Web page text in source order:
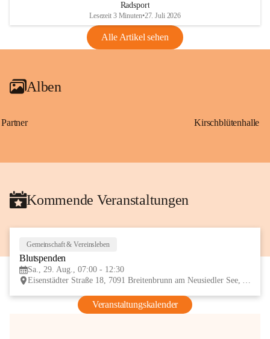
VBl. EU Nr. 18_2026
Radsport
Lesezeit 3 Minuten•27. Juli 2026
Alle Artikel sehen
Alben
Partner Kirschblütenhalle
Kommende Veranstaltungen
Gemeinschaft & Vereinsleben
Blutspenden
Sa., 29. Aug., 07:00 - 12:30
Eisenstädter Straße 18, 7091 Breitenbrunn am Neusiedler See, AUT
Veranstaltungskalender